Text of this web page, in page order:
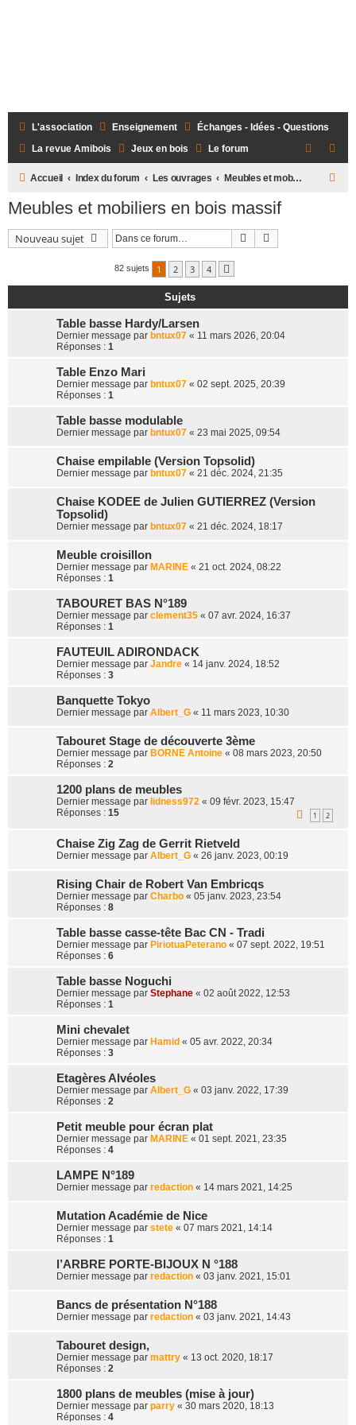
L'association Enseignement
Échanges - Idées - Questions
La revue Amibois
Jeux en bois Le forum
Accueil Index du forum Les ouvrages Meubles et mobiliers en bois massif
Meubles et mobiliers en bois massif
Nouveau sujet Rechercher
82 sujets 1 2 3 4
Sujets
Table basse Hardy/Larsen
Dernier message par bntux07 « 11 mars 2026, 20:04
Réponses : 1
Table Enzo Mari
Dernier message par bntux07 « 02 sept. 2025, 20:39
Réponses : 1
Table basse modulable
Dernier message par bntux07 « 23 mai 2025, 09:54
Chaise empilable (Version Topsolid)
Dernier message par bntux07 « 21 déc. 2024, 21:35
Chaise KODEE de Julien GUTIERREZ (Version
Topsolid)
Dernier message par bntux07 « 21 déc. 2024, 18:17
Meuble croisillon
Dernier message par MARINE « 21 oct. 2024, 08:22
Réponses : 1
TABOURET BAS N°189
Dernier message par clement35 « 07 avr. 2024, 16:37
Réponses : 1
FAUTEUIL ADIRONDACK
Dernier message par Jandre « 14 janv. 2024, 18:52
Réponses : 3
Banquette Tokyo
Dernier message par Albert_G « 11 mars 2023, 10:30
Tabouret Stage de découverte 3ème
Dernier message par BORNE Antoine « 08 mars 2023, 20:50
Réponses : 2
1200 plans de meubles
Dernier message par lidness972 « 09 févr. 2023, 15:47
Réponses : 15 1 2
Chaise Zig Zag de Gerrit Rietveld
Dernier message par Albert_G « 26 janv. 2023, 00:19
Rising Chair de Robert Van Embricqs
Dernier message par Charbo « 05 janv. 2023, 23:54
Réponses : 8
Table basse casse-tête Bac CN - Tradi
Dernier message par PiriotuaPeterano « 07 sept. 2022, 19:51
Réponses : 6
Table basse Noguchi
Dernier message par Stephane « 02 août 2022, 12:53
Réponses : 1
Mini chevalet
Dernier message par Hamid « 05 avr. 2022, 20:34
Réponses : 3
Etagères Alvéoles
Dernier message par Albert_G « 03 janv. 2022, 17:39
Réponses : 2
Petit meuble pour écran plat
Dernier message par MARINE « 01 sept. 2021, 23:35
Réponses : 4
LAMPE N°189
Dernier message par redaction « 14 mars 2021, 14:25
Mutation Académie de Nice
Dernier message par stete « 07 mars 2021, 14:14
Réponses : 1
l’ARBRE PORTE-BIJOUX N °188
Dernier message par redaction « 03 janv. 2021, 15:01
Bancs de présentation N°188
Dernier message par redaction « 03 janv. 2021, 14:43
Tabouret design,
Dernier message par mattry « 13 oct. 2020, 18:17
Réponses : 2
1800 plans de meubles (mise à jour)
Dernier message par parry « 30 mars 2020, 18:13
Réponses : 4